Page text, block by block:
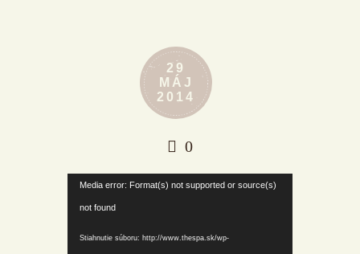
29
MÁJ
2014
0
Video
prehrávač
Media error: Format(s) not supported or source(s)
not found
Stiahnutie súboru: http://www.thespa.sk/wp-